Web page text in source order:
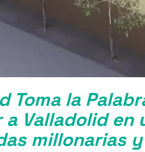
Toma la
Valladolid
millonarias